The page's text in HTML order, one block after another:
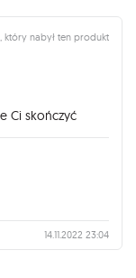
który nabył ten produkt
Ci skończyć
14.11.2022 23:04